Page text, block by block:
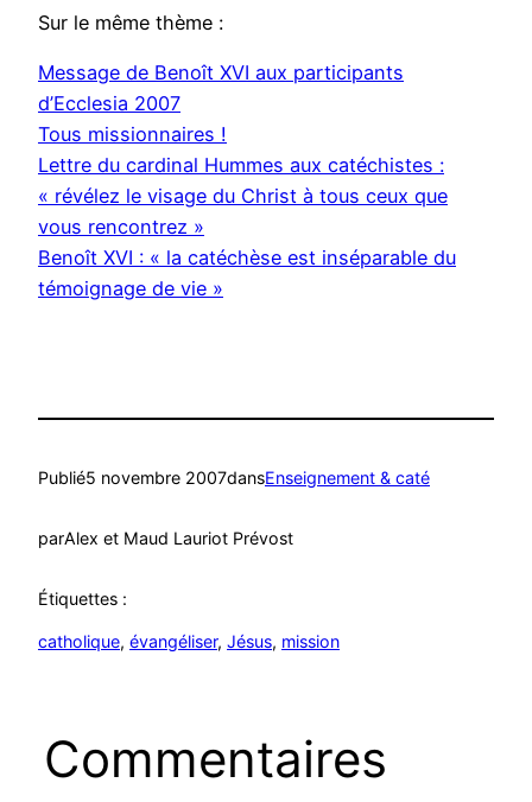
Sur le même thème :
Message de Benoît XVI aux participants
d’Ecclesia 2007
Tous missionnaires !
Lettre du cardinal Hummes aux catéchistes :
« révélez le visage du Christ à tous ceux que
vous rencontrez »
Benoît XVI : « la catéchèse est inséparable du
témoignage de vie »
Publié5 novembre 2007dansEnseignement & caté
parAlex et Maud Lauriot Prévost
Étiquettes :
catholique, évangéliser, Jésus, mission
Commentaires